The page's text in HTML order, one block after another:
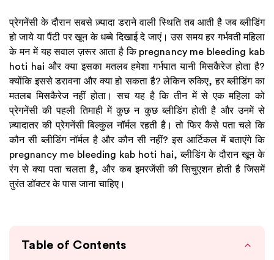
प्रेगनेंसी के दौरान सबसे ज़्यादा डराने वाली स्थिति तब आती है जब ब्लीडिंग
हो जाये या पैंटी पर खून के धब्बे दिखाई दे जाएं। उस समय हर गर्भवती महिला
के मन में यह सवाल ज़रूर आता है कि pregnancy me bleeding kab
hoti hai और क्या इसका मतलब हमेशा गर्भपात यानी मिसकैरेज होता है?
क्योंकि इससे डरावना और क्या हो सकता है? लेकिन रुकिए, हर ब्लीडिंग का
मतलब मिसकैरेज नहीं होता। सच यह है कि तीन में से एक महिला को
प्रेगनेंसी की पहली तिमाही में कुछ न कुछ ब्लीडिंग होती है और उनमें से
ज़्यादातर की प्रेगनेंसी बिल्कुल नॉर्मल रहती है। तो फिर कैसे पता चले कि
कौन सी ब्लीडिंग नॉर्मल है और कौन सी नहीं? इस आर्टिकल में बताएंगे कि
pregnancy me bleeding kab hoti hai, ब्लीडिंग के दौरान खून के
रंग से क्या पता चलता है, और कब इमरजेंसी की सिचुएशन होती है जिसमें
तुरंत डॉक्टर के पास जाना चाहिए।
Table of Contents